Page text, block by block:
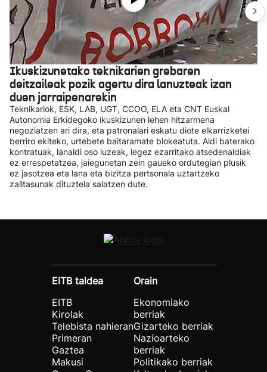
Ikuskizunetako teknikarien grebaren
deitzaileak pozik agertu dira lanuzteak izan
duen jarraipenarekin
Teknikariok, ESK, LAB, UGT, CCOO, ELA eta CNT Euskal
Autonomia Erkidegoko ikuskizunen lehen hitzarmena
negoziatzen ari dira, eta patronalari eskatu diote elkarrizketei
berriro ekiteko, urtebete baitaramate blokeatuta. Aldi baterako
kontratuak, lanaldi oso luzeak, legez ezarritako atsedenaldiak
ez errespetatzea, jaiegunetan zein gaueko ordutegian plusik
ez jasotzea eta lana eta bizitza pertsonala uztartzeko
zailtasunak dituztela salatzen dute.
EITB taldea
EITB
Kirolak
Telebista nahieran
Primeran
Gaztea
Makusi
Orain
Ekonomiako
berriak
Gizarteko berriak
Nazioarteko
berriak
Politikako berriak